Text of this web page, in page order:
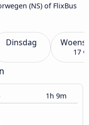
(NS) of FlixBus
Dinsdag
17 €
1h 9m